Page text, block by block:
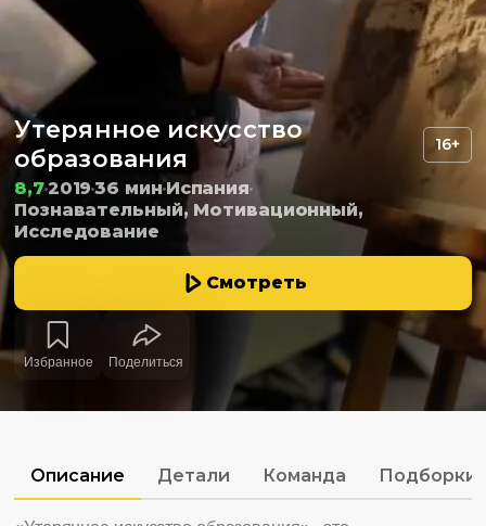
Утерянное искусство
образования
16+
8,7201936 минИспания
Познавательный, Мотивационный,
Исследование
Смотреть
Избранное Поделиться
Описание Детали Команда Подборки